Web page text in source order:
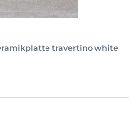
travertino white